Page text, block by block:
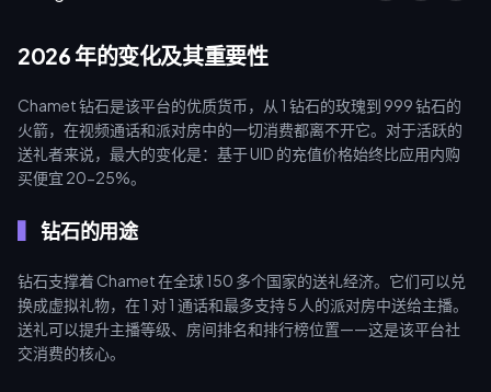
2026 年的变化及其重要性
Chamet 钻石是该平台的优质货币，从 1 钻石的玫瑰到 999 钻石的
火箭，在视频通话和派对房中的一切消费都离不开它。对于活跃的
送礼者来说，最大的变化是：基于 UID 的充值价格始终比应用内购
买便宜 20-25%。
钻石的用途
钻石支撑着 Chamet 在全球 150 多个国家的送礼经济。它们可以兑
换成虚拟礼物，在 1 对 1 通话和最多支持 5 人的派对房中送给主播。
送礼可以提升主播等级、房间排名和排行榜位置——这是该平台社
交消费的核心。